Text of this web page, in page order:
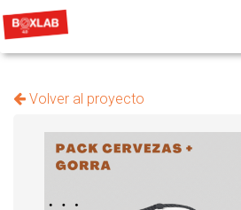
Volver al proyecto